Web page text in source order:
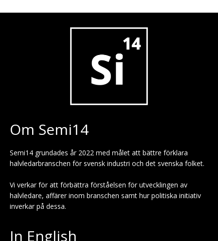
Om Semi14
Semi14 grundades år 2022 med målet att bättre förklara
halvledarbranschen för svensk industri och det svenska folket.
Vi verkar för att förbättra förståelsen för utvecklingen av
halvledare, affärer inom branschen samt hur politiska initiativ
inverkar på dessa.
In English